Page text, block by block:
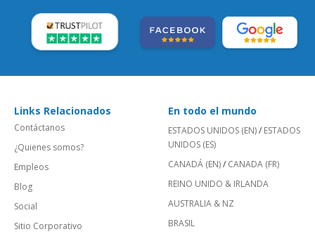
Links Relacionados
Contáctanos
¿Quienes somos?
Empleos
Blog
Social
Sitio Corporativo
En todo el mundo
ESTADOS UNIDOS (EN)/ ESTADOS
UNIDOS (ES)
CANADÁ (EN)/ CANADA (FR)
REINO UNIDO & IRLANDA
AUSTRALIA & NZ
BRASIL